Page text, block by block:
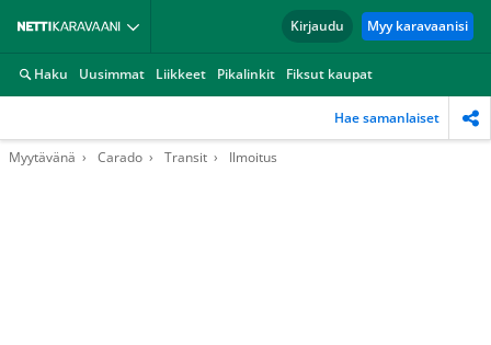
Kirjaudu Myy karavaanisi
Haku Uusimmat Liikkeet Pikalinkit Fiksut kaupat
Hae samanlaiset
Myytävänä Carado Transit Ilmoitus